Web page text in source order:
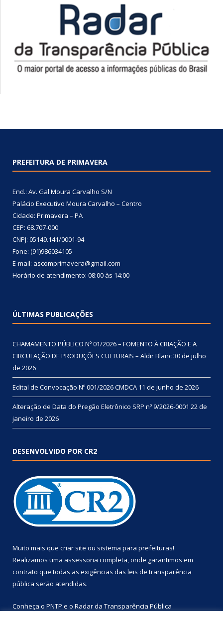
PREFEITURA DE PRIMAVERA
End.: Av. Gal Moura Carvalho S/N
Palácio Executivo Moura Carvalho – Centro
Cidade: Primavera – PA
CEP: 68.707-000
CNPJ: 05149.141/0001-94
Fone: (91)986034105
E-mail: ascomprimavera@gmail.com
Horário de atendimento: 08:00 às 14:00
ÚLTIMAS PUBLICAÇÕES
CHAMAMENTO PÚBLICO Nº 01/2026 – FOMENTO À CRIAÇÃO E A
CIRCULAÇÃO DE PRODUÇÕES CULTURAIS – Aldir Blanc30 de julho
de 2026
Edital de Convocação Nº 001/2026 CMDCA 11 de junho de 2026
Alteração de Data do Pregão Eletrônico SRP nº 9/2026-0001 22 de
janeiro de 2026
DESENVOLVIDO POR CR2
Muito mais que criar site ou sistema para prefeituras!
Realizamos uma assessoria completa, onde garantimos em
contrato que todas as exigências das leis de transparência
pública serão atendidas.
Conheça o PNTP e o Radar da Transparência Pública